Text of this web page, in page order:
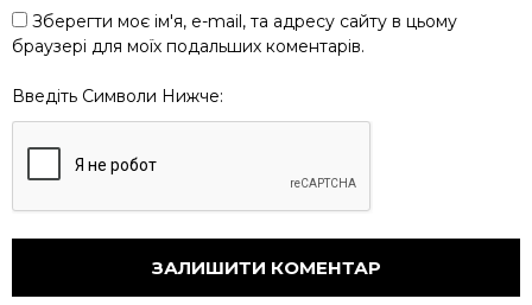
Зберегти моє ім'я, e-mail, та адресу сайту в цьому
браузері для моїх подальших коментарів.
Введіть Символи Нижче: